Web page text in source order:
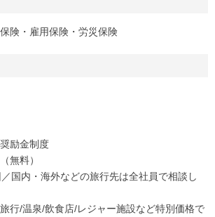
険・雇用保険・労災保険
励金制度
無料）
国内・海外などの旅行先は全社員で相談し
行/温泉/飲食店/レジャー施設など特別価格で